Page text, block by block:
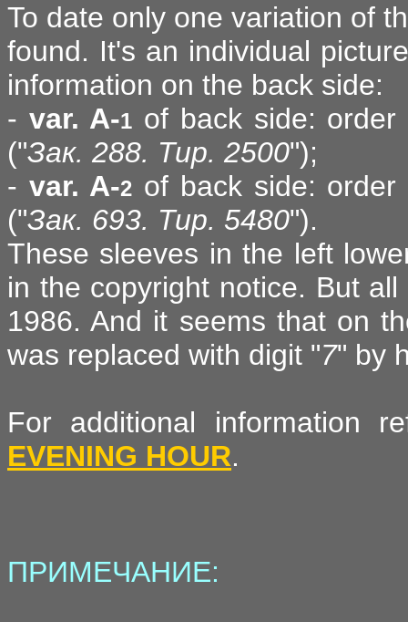
To date only one variation of
found. It's an individual
information on the back side:
- var. A-1 of back side:
("Зак. 288. Тир. 2500");
- var. A-2 of back side:
("Зак. 693. Тир. 5480").
These sleeves in the left
in the copyright notice. But
1986. And it seems that on
was replaced with digit "7" by
For additional information
EVENING HOUR.
ПРИМЕЧАНИЕ: